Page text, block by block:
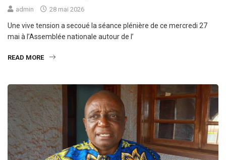
admin 28 mai 2026
Une vive tension a secoué la séance plénière de ce mercredi 27
mai à l’Assemblée nationale autour de l’
READ MORE